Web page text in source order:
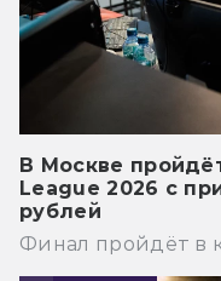
В Москве
League 2026 с
рублей
Финал пройдёт в